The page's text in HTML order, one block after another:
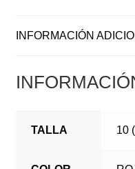
INFORMACIÓN
TALLA 10